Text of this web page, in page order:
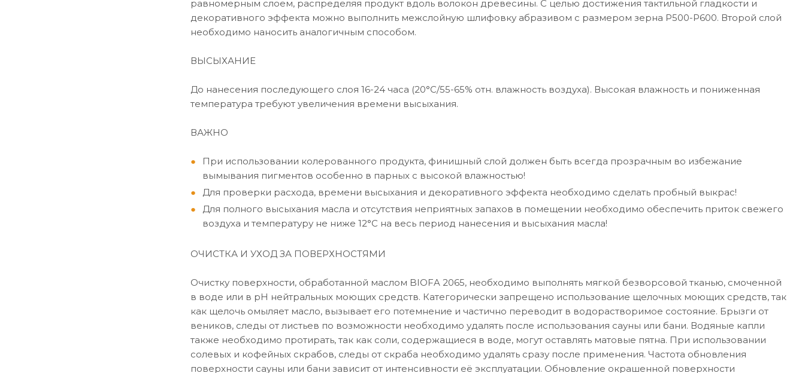
равномерным слоем, распределяя продукт вдоль волокон древесины. С целью достижения тактильной гладкости и
декоративного эффекта можно выполнить межслойную шлифовку абразивом с размером зерна P500-P600. Второй слой
необходимо наносить аналогичным способом.
ВЫСЫХАНИЕ
До нанесения последующего слоя 16-24 часа (20°C/55-65% отн. влажность воздуха). Высокая влажность и пониженная
температура требуют увеличения времени высыхания.
ВАЖНО
При использовании колерованного продукта, финишный слой должен быть всегда прозрачным во избежание
вымывания пигментов особенно в парных с высокой влажностью!
Для проверки расхода, времени высыхания и декоративного эффекта необходимо сделать пробный выкрас!
Для полного высыхания масла и отсутствия неприятных запахов в помещении необходимо обеспечить приток свежего
воздуха и температуру не ниже 12°C на весь период нанесения и высыхания масла!
ОЧИСТКА И УХОД ЗА ПОВЕРХНОСТЯМИ
Очистку поверхности, обработанной маслом BIOFA 2065, необходимо выполнять мягкой безворсовой тканью, смоченной
в воде или в рН нейтральных моющих средств. Категорически запрещено использование щелочных моющих средств, так
как щелочь омыляет масло, вызывает его потемнение и частично переводит в водорастворимое состояние. Брызги от
веников, следы от листьев по возможности необходимо удалять после использования сауны или бани. Водяные капли
также необходимо протирать, так как соли, содержащиеся в воде, могут оставлять матовые пятна. При использовании
солевых и кофейных скрабов, следы от скраба необходимо удалять сразу после применения. Частота обновления
поверхности сауны или бани зависит от интенсивности её эксплуатации. Обновление окрашенной поверхности